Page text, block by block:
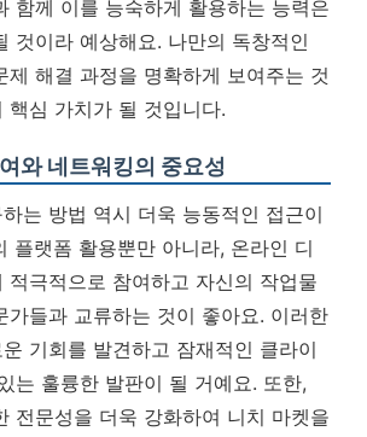
함께 이를 능숙하게 활용하는 능력은
것이라 예상해요. 나만의 독창적인
제 해결 과정을 명확하게 보여주는 것
핵심 가치가 될 것입니다.
와 네트워킹의 중요성
는 방법 역시 더욱 능동적인 접근이
플랫폼 활용뿐만 아니라, 온라인 디
적극적으로 참여하고 자신의 작업물
가들과 교류하는 것이 좋아요. 이러한
기회를 발견하고 잠재적인 클라이
는 훌륭한 발판이 될 거예요. 또한,
전문성을 더욱 강화하여 니치 마켓을